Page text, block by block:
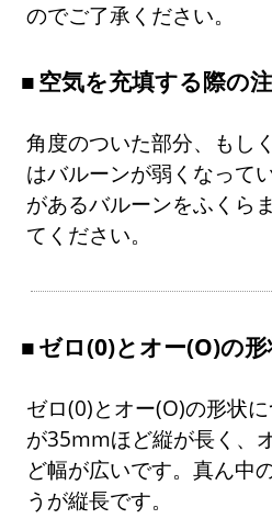
のでご了承ください。
空気を充填する際の
角度のついた部分、もし
はバルーンが弱くなって
があるバルーンをふくら
てください。
ゼロ(0)とオー(O)の
ゼロ(0)とオー(O)の形状
が35mmほど縦が長く、
ど幅が広いです。真ん中
うが縦長です。